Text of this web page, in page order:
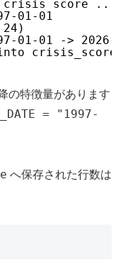
crisis score ...
01-01
01-01 -> 2026-
crisis_score
の特徴量があります
= "1997-
へ保存された行数は